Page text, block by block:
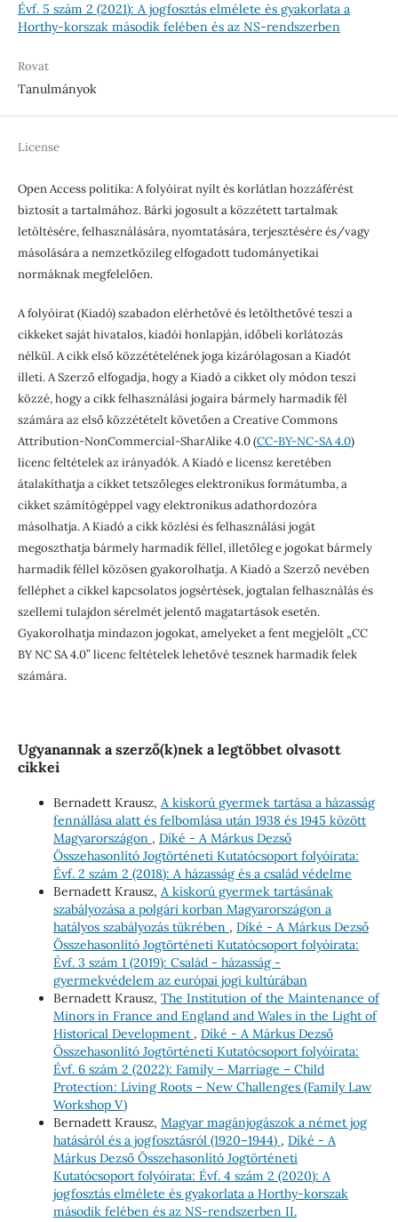
Évf. 5 szám 2 (2021): A jogfosztás elmélete és gyakorlata a
Horthy-korszak második felében és az NS-rendszerben
Rovat
Tanulmányok
License
Open Access politika: A folyóirat nyílt és korlátlan hozzáférést
biztosít a tartalmához. Bárki jogosult a közzétett tartalmak
letöltésére, felhasználására, nyomtatására, terjesztésére és/vagy
másolására a nemzetközileg elfogadott tudományetikai
normáknak megfelelően.
A folyóirat (Kiadó) szabadon elérhetővé és letölthetővé teszi a
cikkeket saját hivatalos, kiadói honlapján, időbeli korlátozás
nélkül. A cikk első közzétételének joga kizárólagosan a Kiadót
illeti. A Szerző elfogadja, hogy a Kiadó a cikket oly módon teszi
közzé, hogy a cikk felhasználási jogaira bármely harmadik fél
számára az első közzétételt követően a Creative Commons
Attribution-NonCommercial-SharAlike 4.0 (CC-BY-NC-SA 4.0)
licenc feltételek az irányadók. A Kiadó e licensz keretében
átalakíthatja a cikket tetszőleges elektronikus formátumba, a
cikket számítógéppel vagy elektronikus adathordozóra
másolhatja. A Kiadó a cikk közlési és felhasználási jogát
megoszthatja bármely harmadik féllel, illetőleg e jogokat bármely
harmadik féllel közösen gyakorolhatja. A Kiadó a Szerző nevében
felléphet a cikkel kapcsolatos jogsértések, jogtalan felhasználás és
szellemi tulajdon sérelmét jelentő magatartások esetén.
Gyakorolhatja mindazon jogokat, amelyeket a fent megjelölt „CC
BY NC SA 4.0” licenc feltételek lehetővé tesznek harmadik felek
számára.
Ugyanannak a szerző(k)nek a legtöbbet olvasott
cikkei
Bernadett Krausz, A kiskorú gyermek tartása a házasság
fennállása alatt és felbomlása után 1938 és 1945 között
Magyarországon , Díké - A Márkus Dezső
Összehasonlító Jogtörténeti Kutatócsoport folyóirata:
Évf. 2 szám 2 (2018): A házasság és a család védelme
Bernadett Krausz, A kiskorú gyermek tartásának
szabályozása a polgári korban Magyarországon a
hatályos szabályozás tükrében , Díké - A Márkus Dezső
Összehasonlító Jogtörténeti Kutatócsoport folyóirata:
Évf. 3 szám 1 (2019): Család - házasság -
gyermekvédelem az európai jogi kultúrában
Bernadett Krausz, The Institution of the Maintenance of
Minors in France and England and Wales in the Light of
Historical Development , Díké - A Márkus Dezső
Összehasonlító Jogtörténeti Kutatócsoport folyóirata:
Évf. 6 szám 2 (2022): Family – Marriage – Child
Protection: Living Roots – New Challenges (Family Law
Workshop V)
Bernadett Krausz, Magyar magánjogászok a német jog
hatásáról és a jogfosztásról (1920–1944) , Díké - A
Márkus Dezső Összehasonlító Jogtörténeti
Kutatócsoport folyóirata: Évf. 4 szám 2 (2020): A
jogfosztás elmélete és gyakorlata a Horthy-korszak
második felében és az NS-rendszerben II.